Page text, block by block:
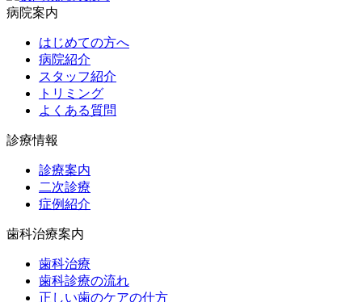
病院案内
はじめての方へ
病院紹介
スタッフ紹介
トリミング
よくある質問
診療情報
診療案内
二次診療
症例紹介
歯科治療案内
歯科治療
歯科診療の流れ
正しい歯のケアの仕方